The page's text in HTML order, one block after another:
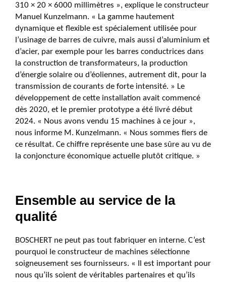
310 × 20 × 6000 millimètres », explique le constructeur
Manuel Kunzelmann. « La gamme hautement
dynamique et flexible est spécialement utilisée pour
l’usinage de barres de cuivre, mais aussi d’aluminium et
d’acier, par exemple pour les barres conductrices dans
la construction de transformateurs, la production
d’énergie solaire ou d’éoliennes, autrement dit, pour la
transmission de courants de forte intensité. » Le
développement de cette installation avait commencé
dès 2020, et le premier prototype a été livré début
2024. « Nous avons vendu 15 machines à ce jour »,
nous informe M. Kunzelmann. « Nous sommes fiers de
ce résultat. Ce chiffre représente une base sûre au vu de
la conjoncture économique actuelle plutôt critique. »
Ensemble au service de la
qualité
BOSCHERT ne peut pas tout fabriquer en interne. C’est
pourquoi le constructeur de machines sélectionne
soigneusement ses fournisseurs. « Il est important pour
nous qu’ils soient de véritables partenaires et qu’ils